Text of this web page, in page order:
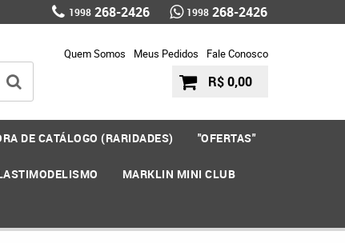
1998 268-2426 1998 268-2426
Quem Somos Meus Pedidos Fale Conosco
R$ 0,00
DE CATÁLOGO (RARIDADES) "OFERTAS"
MARKLIN MINI CLUB